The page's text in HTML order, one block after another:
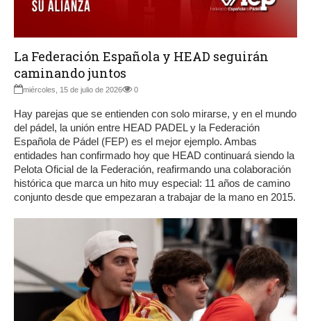
La Federación Española y HEAD seguirán
caminando juntos
miércoles, 15 de julio de 2026 0
Hay parejas que se entienden con solo mirarse, y en el mundo
del pádel, la unión entre HEAD PADEL y la Federación
Española de Pádel (FEP) es el mejor ejemplo. Ambas
entidades han confirmado hoy que HEAD continuará siendo la
Pelota Oficial de la Federación, reafirmando una colaboración
histórica que marca un hito muy especial: 11 años de camino
conjunto desde que empezaran a trabajar de la mano en 2015.